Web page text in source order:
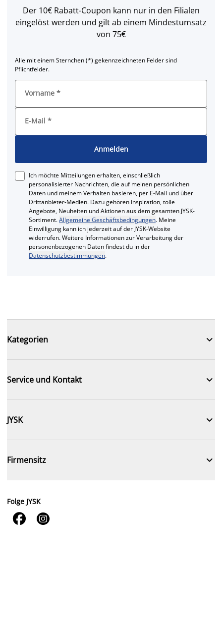
Der 10€ Rabatt-Coupon kann nur in den Filialen
eingelöst werden und gilt ab einem Mindestumsatz
von 75€
Alle mit einem Sternchen (*) gekennzeichneten Felder sind
Pflichtfelder.
Vorname *
E-Mail *
Anmelden
Ich möchte Mitteilungen erhalten, einschließlich
personalisierter Nachrichten, die auf meinen persönlichen
Daten und meinem Verhalten basieren, per E-Mail und über
Drittanbieter-Medien. Dazu gehören Inspiration, tolle
Angebote, Neuheiten und Aktionen aus dem gesamten JYSK-
Sortiment.Allgemeine Geschäftsbedingungen. Meine
Einwilligung kann ich jederzeit auf der JYSK-Website
widerrufen. Weitere Informationen zur Verarbeitung der
personenbezogenen Daten findest du in der
Datenschutzbestimmungen.
Kategorien 
Service und Kontakt 
JYSK 
Firmensitz 
Folge JYSK
 